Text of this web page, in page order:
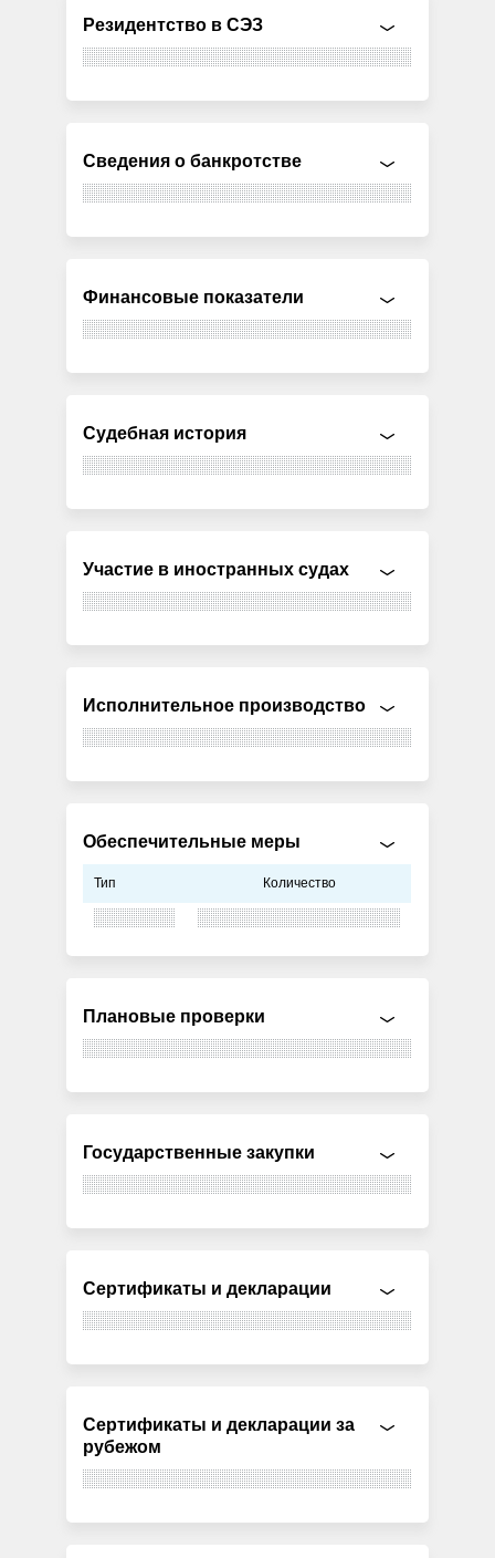
Резидентство в СЭЗ
Сведения о банкротстве
Финансовые показатели
Судебная история
Участие в иностранных судах
Исполнительное производство
Обеспечительные меры
Тип Количество
Плановые проверки
Государственные закупки
Сертификаты и декларации
Сертификаты и декларации за
рубежом